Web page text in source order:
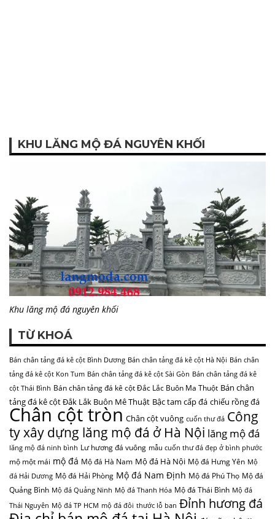
KHU LĂNG MỘ ĐÁ NGUYÊN KHỐI
Khu lăng mộ đá nguyên khối
TỪ KHOÁ
Bán chân tảng đá kê cột Bình Dương Bán chân tảng đá kê cột Hà Nội Bán chân
tảng đá kê cột Kon Tum Bán chân tảng đá kê cột Sài Gòn Bán chân tảng đá kê
cột Thái Bình Bán chân tảng đá kê cột Đắc Lắc Buôn Ma Thuột Bán chân
tảng đá kê cột Đắk Lắk Buôn Mê Thuật Bậc tam cấp đá chiếu rồng đá
Chân cột tròn Chân cột vuông cuốn thư đá Công
ty xây dựng lăng mộ đá ở Hà Nội lăng mộ đá
lăng mộ đá ninh bình Lư hương đá vuông mẫu cuốn thư đá đẹp ở bình phước
mộ một mái mộ đá Mộ đá Hà Nam Mộ đá Hà Nội Mộ đá Hưng Yên Mộ
đá Hải Dương Mộ đá Hải Phòng Mộ đá Nam Định Mộ đá Phú Thọ Mộ đá
Quảng Bình Mộ đá Quảng Ninh Mộ đá Thanh Hóa Mộ đá Thái Bình Mộ đá
Thái Nguyên Mộ đá TP HCM mộ đá đôi thước lỗ ban Đỉnh hương đá